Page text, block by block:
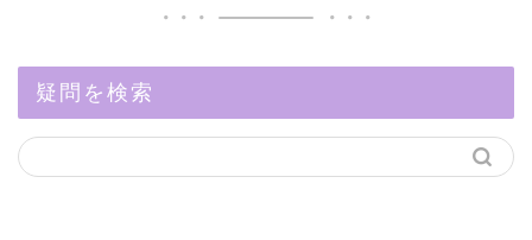
疑問を検索